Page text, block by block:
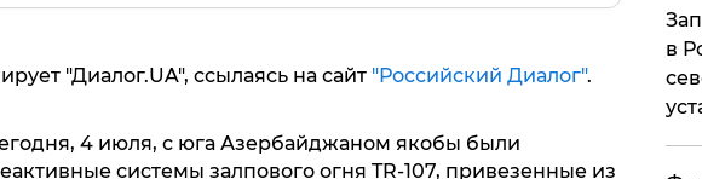
"Диалог.UA", ссылаясь на сайт "Российский Диалог".
4 июля, с юга Азербайджаном якобы были
системы залпового огня TR-107, привезенные из
в